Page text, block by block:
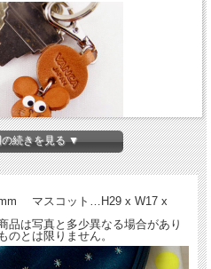
・ハンドメイドの本革製キーホルダーで
てば持つほど手になじみ味が出てきます。
キーホルダー -ド
続きを見る ▼
マスコット…H29 x W17 x
は写真と多少異なる場合があり
のとは限りません。